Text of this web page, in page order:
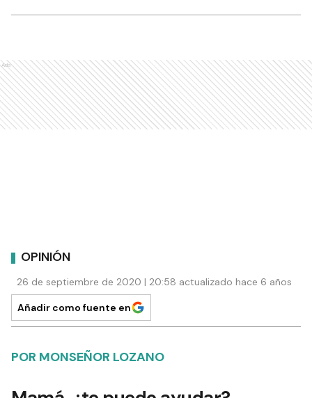
Ads
OPINIÓN
26 de septiembre de 2020 | 20:58 actualizado hace 6 años
Añadir como fuente en
POR MONSEÑOR LOZANO